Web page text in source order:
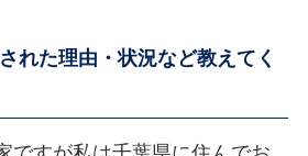
れた理由・状況など教えてく